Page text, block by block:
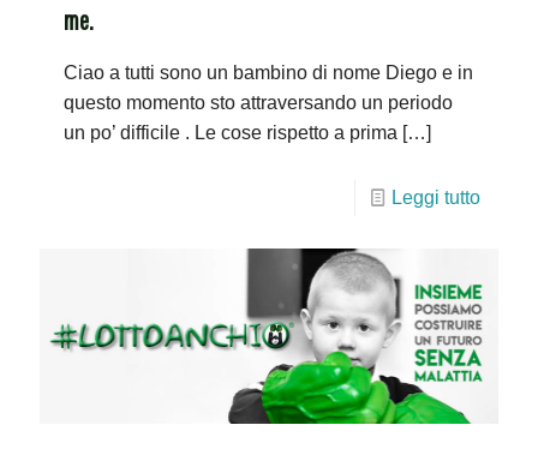
me.
Ciao a tutti sono un bambino di nome Diego e in
questo momento sto attraversando un periodo
un po’ difficile . Le cose rispetto a prima […]
Leggi tutto